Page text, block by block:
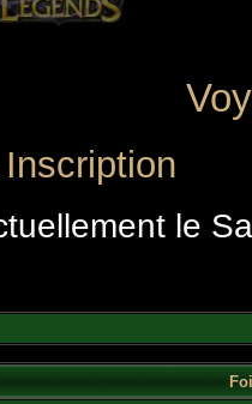
Inscription
le